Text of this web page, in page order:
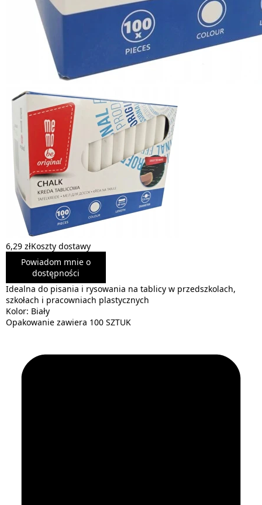
6,29 złKoszty dostawy
Powiadom mnie o
dostępności
Idealna do pisania i rysowania na tablicy w przedszkolach,
szkołach i pracowniach plastycznych
Kolor: Biały
Opakowanie zawiera 100 SZTUK